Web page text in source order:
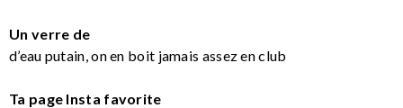
Un verre de
d’eau putain, on en boit jamais assez en club
Ta page Insta favorite